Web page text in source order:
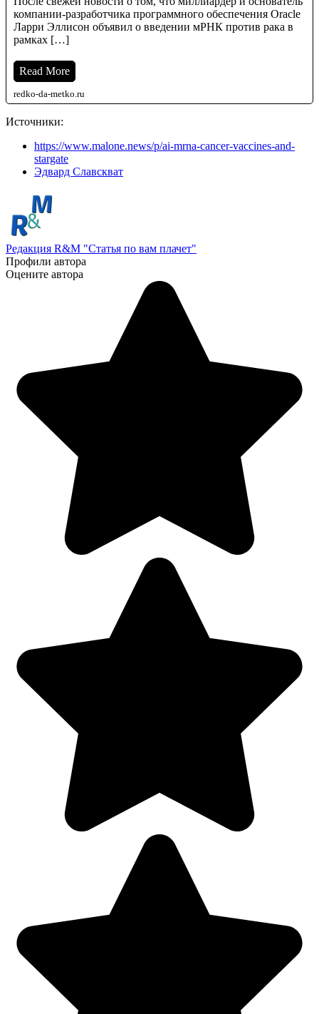
компании-разработчика программного обеспечения Oracle
Ларри Эллисон объявил о введении мРНК против рака в
рамках […]
Read More
redko-da-metko.ru
Источники:
https://www.malone.news/p/ai-mrna-cancer-vaccines-and-
stargate
Эдвард Славскват
Редакция R&M "Статья по вам плачет"
Профили автора
Оцените автора